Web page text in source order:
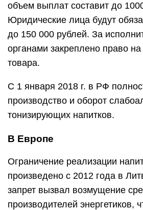
объем выплат составит до
Юридические лица будут
до 150 000 рублей. За
органами закреплено право
товара.
С 1 января 2018 г. в РФ
производство и оборот
тонизирующих напитков.
В Европе
Ограничение реализации
произведено с 2012 года в
запрет вызвал возмущение
производителей энергетиков,